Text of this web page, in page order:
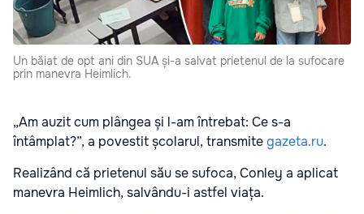
Un băiat de opt ani din SUA și-a salvat prietenul de la sufocare
prin manevra Heimlich.
„Am auzit cum plângea și l-am întrebat: Ce s-a
întâmplat?”, a povestit școlarul, transmitegazeta.ru.
Realizând că prietenul său se sufoca, Conley a aplicat
manevra Heimlich, salvându-i astfel viața.